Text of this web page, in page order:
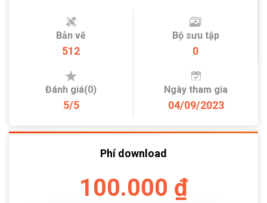
Bản vẽ
512
Bộ sưu tập
0
Đánh giá(0)
5/5
Ngày tham gia
04/09/2023
Phí download
100.000 ₫